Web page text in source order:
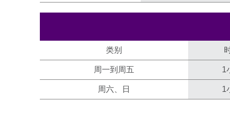
类别
周一到周五 1
周六、日 1